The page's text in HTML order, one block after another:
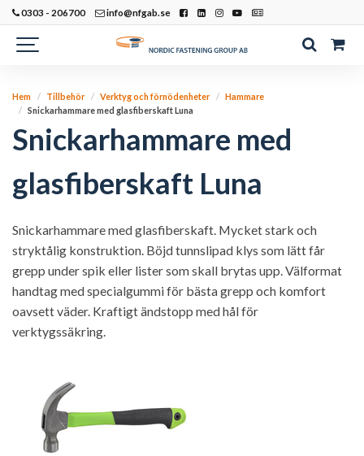
0303 - 206700 info@nfgab.se
Hem Tillbehör Verktyg och förnödenheter
Hammare
Snickarhammare med glasfiberskaft Luna
Snickarhammare med
glasfiberskaft Luna
Snickarhammare med glasfiberskaft. Mycket stark och
stryktålig konstruktion. Böjd tunnslipad klys som lätt får
grepp under spik eller lister som skall brytas upp. Välformat
handtag med specialgummi för bästa grepp och komfort
oavsett väder. Kraftigt ändstopp med hål för
verktygssäkring.